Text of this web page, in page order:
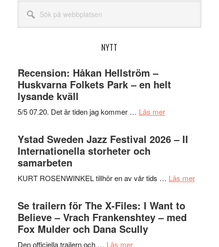
webbplatsen
NYTT
Recension: Håkan Hellström –
Huskvarna Folkets Park – en helt
lysande kväll
5/5 07.20. Det är tiden jag kommer … Läs merom
Håkan
Hellström
Folkets
–
en
Ystad Sweden Jazz Festival 2026 – II
Internationella storheter och
samarbeten
KURT ROSENWINKEL tillhör en av vår tids … Läs merom
Se trailern för The X-Files: I Want to
Believe – Vrach Frankenshtey – med
Fox Mulder och Dana Scully
Den officiella trailern och … Läs merom